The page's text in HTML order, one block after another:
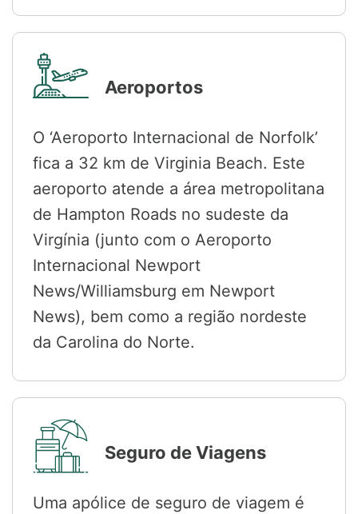
Aeroportos
O ‘Aeroporto Internacional de Norfolk’
fica a 32 km de Virginia Beach. Este
aeroporto atende a área metropolitana
de Hampton Roads no sudeste da
Virgínia (junto com o Aeroporto
Internacional Newport
News/Williamsburg em Newport
News), bem como a região nordeste
da Carolina do Norte.
Seguro de Viagens
Uma apólice de seguro de viagem é